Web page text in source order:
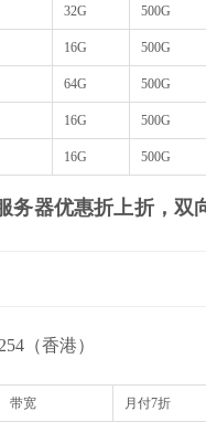
32G 500G
16G 500G
64G 500G
16G 500G
16G 500G
务器优惠折上折，双
（香港）
带宽 月付7折